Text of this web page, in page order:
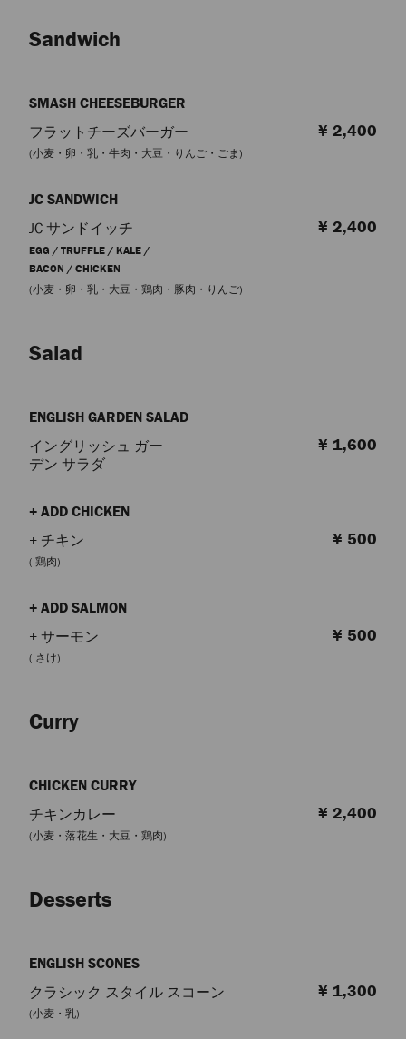
Sandwich
SMASH CHEESEBURGER
フラットチーズバーガー
(小麦・卵・乳・牛肉・大豆・りんご・ごま)
¥ 2,400
JC SANDWICH
JC サンドイッチ
EGG / TRUFFLE / KALE /
BACON / CHICKEN
(小麦・卵・乳・大豆・鶏肉・豚肉・りんご)
¥ 2,400
Salad
ENGLISH GARDEN SALAD
イングリッシュ ガー
デン サラダ
¥ 1,600
+ ADD CHICKEN
+ チキン
( 鶏肉)
¥ 500
+ ADD SALMON
+ サーモン
( さけ)
¥ 500
Curry
CHICKEN CURRY
チキンカレー
(小麦・落花生・大豆・鶏肉)
¥ 2,400
Desserts
ENGLISH SCONES
クラシック スタイル スコーン
(小麦・乳)
¥ 1,300